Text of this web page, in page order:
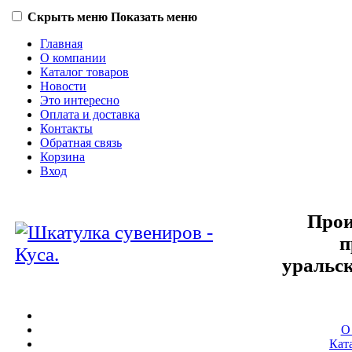
Скрыть меню Показать меню
Главная
О компании
Каталог товаров
Новости
Это интересно
Оплата и доставка
Контакты
Обратная связь
Корзина
Вход
О